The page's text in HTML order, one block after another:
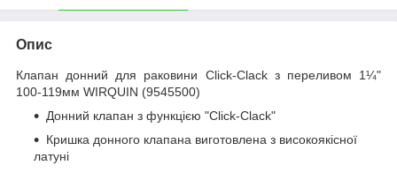
Опис
Клапан донний для раковини Click-Clack з переливом 1¼"
100-119мм WIRQUIN (9545500)
Донний клапан з функцією "Click-Clack"
Кришка донного клапана виготовлена з високоякісної
латуні